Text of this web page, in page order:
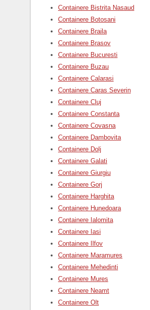
Containere Bistrita Nasaud
Containere Botosani
Containere Braila
Containere Brasov
Containere Bucuresti
Containere Buzau
Containere Calarasi
Containere Caras Severin
Containere Cluj
Containere Constanta
Containere Covasna
Containere Dambovita
Containere Dolj
Containere Galati
Containere Giurgiu
Containere Gorj
Containere Harghita
Containere Hunedoara
Containere Ialomita
Containere Iasi
Containere Ilfov
Containere Maramures
Containere Mehedinti
Containere Mures
Containere Neamt
Containere Olt